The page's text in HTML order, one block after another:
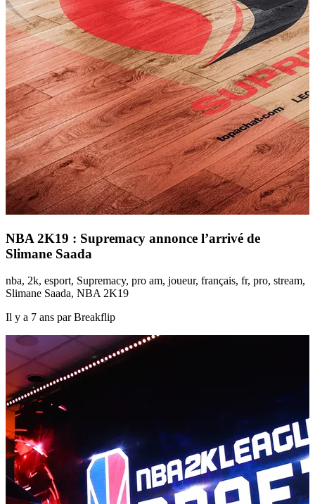
NBA 2K19 : Supremacy annonce l’arrivé de
Slimane Saada
nba, 2k, esport, Supremacy, pro am, joueur, français, fr, pro, stream,
Slimane Saada, NBA 2K19
Il y a 7 ans par Breakflip